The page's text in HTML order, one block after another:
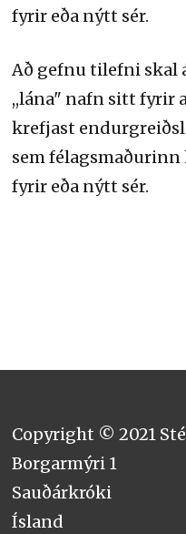
fyrir eða nýtt sér.
Að gefnu tilefni skal
,,lána" nafn sitt fyrir
krefjast
sem
fyrir eða nýtt sér.
Copyright © 2021
Borgarmýri 1
Sauðárkróki
Ísland